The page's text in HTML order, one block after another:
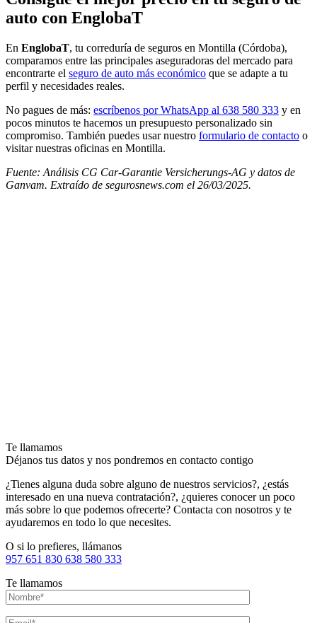
auto con EnglobaT
En EnglobaT, tu correduría de seguros en Montilla (Córdoba),
comparamos entre las principales aseguradoras del mercado para
encontrarte el seguro de auto más económico que se adapte a tu
perfil y necesidades reales.
No pagues de más: escríbenos por WhatsApp al 638 580 333 y en
pocos minutos te hacemos un presupuesto personalizado sin
compromiso. También puedes usar nuestro formulario de contacto o
visitar nuestras oficinas en Montilla.
Fuente: Análisis CG Car-Garantie Versicherungs-AG y datos de
Ganvam. Extraído de segurosnews.com el 26/03/2025.
Te llamamos
Déjanos tus datos y nos pondremos en contacto contigo
¿Tienes alguna duda sobre alguno de nuestros servicios?, ¿estás
interesado en una nueva contratación?, ¿quieres conocer un poco
más sobre lo que podemos ofrecerte? Contacta con nosotros y te
ayudaremos en todo lo que necesites.
O si lo prefieres, llámanos
957 651 830 638 580 333
Te llamamos